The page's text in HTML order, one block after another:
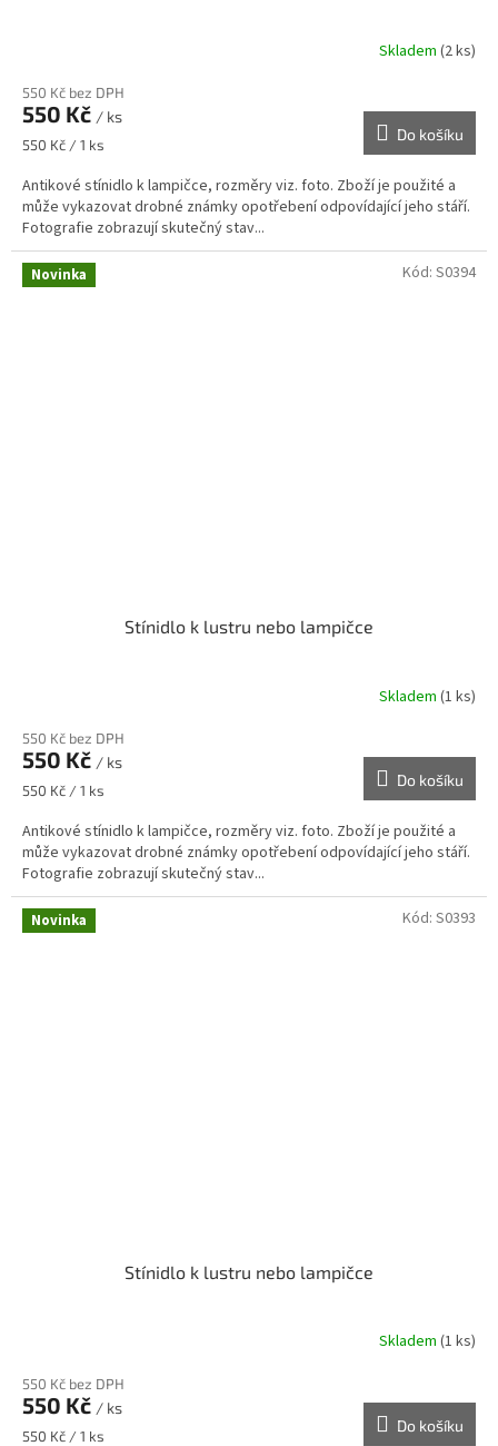
Skladem (2 ks)
550 Kč bez DPH
550 Kč / ks
Měrná
550 Kč / 1 ks
Do košíku
Antikové stínidlo k lampičce, rozměry viz. foto. Zboží je použité a
může vykazovat drobné známky opotřebení odpovídající jeho stáří.
Fotografie zobrazují skutečný stav...
Novinka
Stínidlo k lustru nebo lampičce
Skladem (1 ks)
550 Kč bez DPH
550 Kč / ks
Měrná
550 Kč / 1 ks
Do košíku
Antikové stínidlo k lampičce, rozměry viz. foto. Zboží je použité a
může vykazovat drobné známky opotřebení odpovídající jeho stáří.
Fotografie zobrazují skutečný stav...
Kód: S0394
Novinka
Stínidlo k lustru nebo lampičce
Skladem (1 ks)
550 Kč bez DPH
550 Kč / ks
Měrná
550 Kč / 1 ks
Do košíku
Kód: S0393